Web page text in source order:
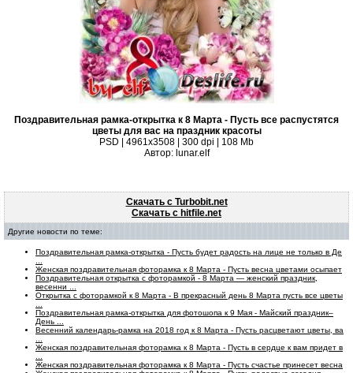
Поздравительная рамка-открытка к 8 Марта - Пусть все распустятся
цветы для вас на праздник красоты
PSD | 4961х3508 | 300 dpi | 108 Mb
Автор: lunar.elf
Скачать с Turbobit.net
Скачать с hitfile.net
Другие новости по теме:
Поздравительная рамка-открытка - Пусть будет радость на лице не только в Де
Женская поздравительная фоторамка к 8 Марта - Пусть весна цветами осыпает
Поздравительная открытка с фоторамкой - 8 Марта — женский праздник,
весенни ...
Открытка с фоторамкой к 8 Марта - В прекрасный день 8 Марта пусть все цветы
Поздравительная рамка-открытка для фотошопа к 9 Мая - Майский праздник–
День ...
Весенний календарь-рамка на 2018 год к 8 Марта - Пусть расцветают цветы, ва
Женская поздравительная фоторамка к 8 Марта - Пусть в сердце к вам придет в
Женская поздравительная фоторамка к 8 Марта - Пусть счастье принесет весна